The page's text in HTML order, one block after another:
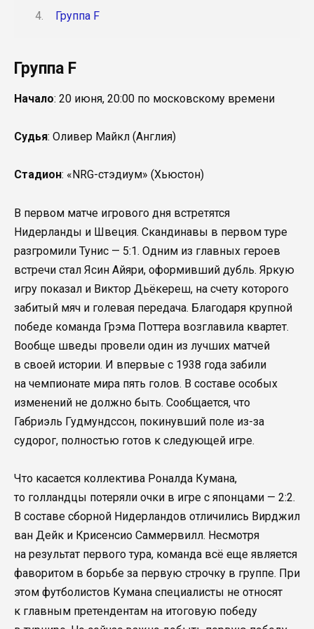
Группа F
Группа F
Начало: 20 июня, 20:00 по московскому времени
Судья: Оливер Майкл (Англия)
Стадион: «NRG-стэдиум» (Хьюстон)
В первом матче игрового дня встретятся
Нидерланды и Швеция. Скандинавы в первом туре
разгромили Тунис — 5:1. Одним из главных героев
встречи стал Ясин Айяри, оформивший дубль. Яркую
игру показал и Виктор Дьёкереш, на счету которого
забитый мяч и голевая передача. Благодаря крупной
победе команда Грэма Поттера возглавила квартет.
Вообще шведы провели один из лучших матчей
в своей истории. И впервые с 1938 года забили
на чемпионате мира пять голов. В составе особых
изменений не должно быть. Сообщается, что
Габриэль Гудмундссон, покинувший поле из-за
судорог, полностью готов к следующей игре.
Что касается коллектива Роналда Кумана,
то голландцы потеряли очки в игре с японцами — 2:2.
В составе сборной Нидерландов отличились Вирджил
ван Дейк и Крисенсио Саммервилл. Несмотря
на результат первого тура, команда всё еще является
фаворитом в борьбе за первую строчку в группе. При
этом футболистов Кумана специалисты не относят
к главным претендентам на итоговую победу